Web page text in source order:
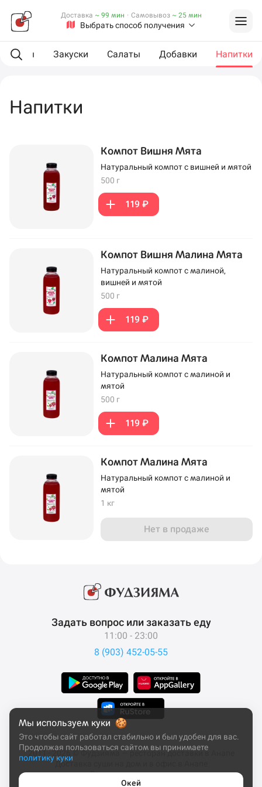
Выбрать способ получения
Доставка ~ 99 мин · Самовывоз ~ 25 мин
роллы Закуски Салаты Добавки Напитки
Напитки
Компот Вишня Мята
Натуральный компот с вишней и мятой
500 г
119 ₽
Компот Вишня Малина Мята
Натуральный компот с малиной,
вишней и мятой
500 г
119 ₽
Компот Малина Мята
Натуральный компот с малиной и
мятой
500 г
119 ₽
Компот Малина Мята
Натуральный компот с малиной и
мятой
1 кг
Нет в продаже
Задать вопрос или заказать еду
11:00 - 23:00
8 (903) 452-05-55
2011–2026 © Фудзияма — ресторан доставки в Анапе
Доставка суши на дом и в офис в Анапе
Все права защищены
Мы используем куки
Это чтобы сайт работал стабильно и был удобен для вас.
Продолжая пользоваться сайтом вы принимаете
политику куки
Окей